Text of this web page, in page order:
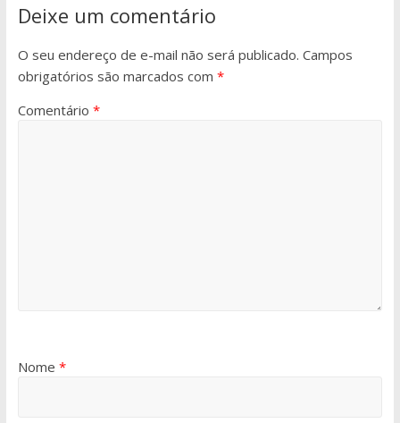
Deixe um comentário
O seu endereço de e-mail não será publicado. Campos
obrigatórios são marcados com *
Comentário *
Nome *